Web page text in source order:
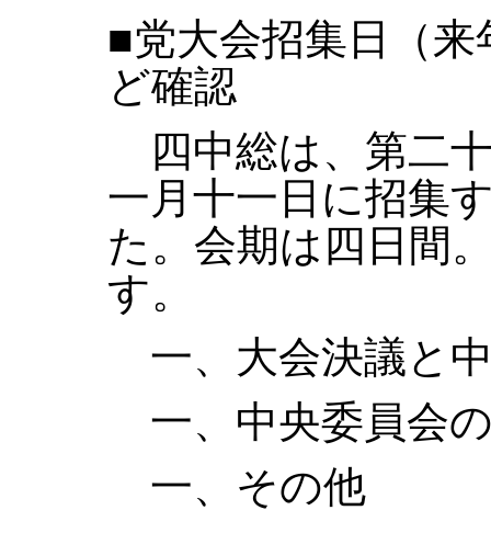
■党大会招集日（
ど確認
四中総は、第二
一月十一日に招集
た。会期は四日間
す。
一、大会決議と
一、中央委員会
一、その他